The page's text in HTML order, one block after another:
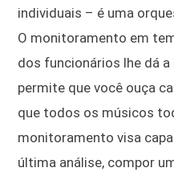
individuais – é uma
O monitoramento em
dos funcionários lhe dá
permite que você ouça
que todos os músicos
monitoramento visa
última análise, compor